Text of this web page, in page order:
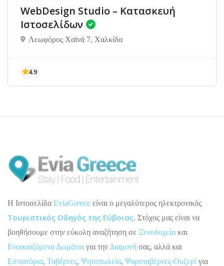
WebDesign Studio – Κατασκευή
Ιστοσελίδων
Λεωφόρος Χαϊνά 7, Χαλκίδα
H Ιστοσελίδα EviaGreece είναι ο μεγαλύτερος ηλεκτρονικός
Τουριστικός Οδηγός της Εύβοιας. Στόχος μας είναι να
βοηθήσουμε στην εύκολη αναζήτηση σε Ξενοδοχεία και
Ενοικιαζόμενα Δωμάτια για την Διαμονή σας, αλλά και
Εστιατόρια, Ταβέρνες, Ψητοπωλεία, Ψαροταβέρνες-Ουζερί για